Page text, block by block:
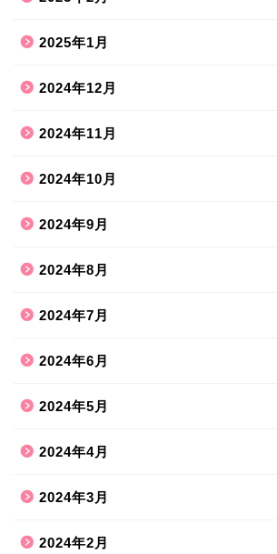
2025年1月
2024年12月
2024年11月
2024年10月
2024年9月
2024年8月
2024年7月
2024年6月
2024年5月
2024年4月
2024年3月
2024年2月